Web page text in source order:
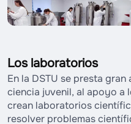
Los laboratorios
En la DSTU se presta
ciencia juvenil, al apoyo a
crean laboratorios
resolver problemas